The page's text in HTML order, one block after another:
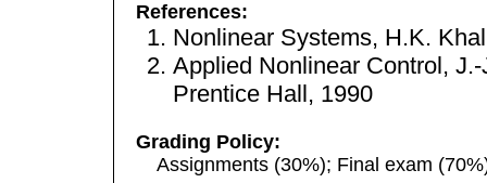
References:
Nonlinear Systems, H.K.
Applied Nonlinear Control,
Prentice Hall, 1990
Grading Policy:
Assignments (30%); Final exam